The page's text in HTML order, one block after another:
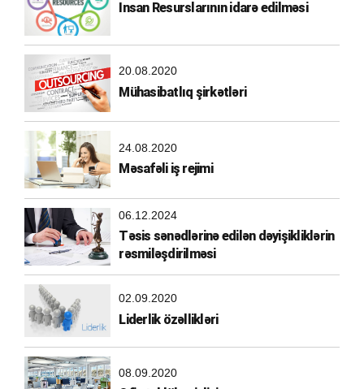
Insan Resurslarının idarə edilməsi
20.08.2020
Mühasibatlıq şirkətləri
24.08.2020
Məsafəli iş rejimi
06.12.2024
Təsis sənədlərinə edilən dəyişikliklərin
rəsmiləşdirilməsi
02.09.2020
Liderlik özəllikləri
08.09.2020